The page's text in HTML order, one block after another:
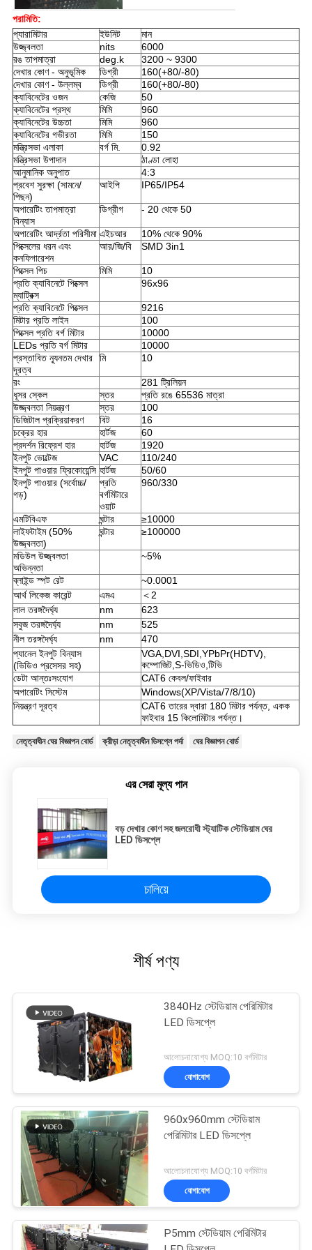
পরামিতি:
প্যারামিটার
ইউনিট
মান
উজ্জ্বলতা
nits
6000
রঙ তাপমাত্রা
deg.k
3200 ~ 9300
দেখার কোণ - অনুভূমিক
ডিগ্রী
160(+80/-80)
দেখার কোণ - উল্লম্ব
ডিগ্রী
160(+80/-80)
ক্যাবিনেটের ওজন
কেজি
50
ক্যাবিনেটের প্রস্থ
মিমি
960
ক্যাবিনেটের উচ্চতা
মিমি
960
ক্যাবিনেটের গভীরতা
মিমি
150
মন্ত্রিসভা এলাকা
বর্গ মি.
0.92
মন্ত্রিসভা উপাদান
ঠাণ্ডা লোহা
আনুমানিক অনুপাত
4:3
প্রবেশ সুরক্ষা (সামনে/
পিছন)
আইপি IP65/IP54
অপারেটিং তাপমাত্রা
বিন্যাস
ডিগ্রীগ - 20 থেকে 50
অপারেটিং আর্দ্রতা পরিসীমা এইচআর
10% থেকে 90%
পিক্সেলের ধরন এবং
কনফিগারেশন
আর/জি/বি SMD 3in1
পিক্সেল পিচ মিমি
10
প্রতি ক্যাবিনেটে পিক্সেল
ম্যাট্রিক্স
96x96
প্রতি ক্যাবিনেটে পিক্সেল
9216
মিটার প্রতি লাইন
100
পিক্সেল প্রতি বর্গ মিটার
10000
LEDs প্রতি বর্গ মিটার
10000
প্রস্তাবিত ন্যূনতম দেখার
দূরত্ব
মি 10
রং
281 ট্রিলিয়ন
ধূসর স্কেল
স্তর
প্রতি রঙে 65536 মাত্রা
উজ্জ্বলতা নিয়ন্ত্রণ
স্তর
100
ডিজিটাল প্রক্রিয়াকরণ
বিট
16
চক্রের হার
হার্টজ
60
প্রদর্শন রিফ্রেশ হার
হার্টজ
1920
ইনপুট ভোল্টেজ
VAC
110/240
ইনপুট পাওয়ার ফ্রিকোয়েন্সি হার্টজ
50/60
ইনপুট পাওয়ার (সর্বোচ্চ/
গড়)
প্রতি
বর্গমিটারে
ওয়াট
960/330
এমটিবিএফ ঘন্টার
≥10000
লাইফটাইম (50%
উজ্জ্বলতা)
ঘন্টার ≥100000
মডিউল উজ্জ্বলতা
অভিন্নতা
~5%
ব্লাইন্ড স্পট রেট
~0.0001
আর্থ লিকেজ কারেন্ট
এমএ
＜2
লাল তরঙ্গদৈর্ঘ্য
nm
623
সবুজ তরঙ্গদৈর্ঘ্য
nm
525
নীল তরঙ্গদৈর্ঘ্য
nm
470
প্যানেল ইনপুট বিন্যাস
(ভিডিও প্রসেসর সহ)
VGA,DVI,SDI,YPbPr(HDTV),
কম্পোজিট,S-ভিডিও,টিভি
ডেটা আন্তঃসংযোগ
CAT6 কেবল/ফাইবার
অপারেটিং সিস্টেম
Windows(XP/Vista/7/8/10)
নিয়ন্ত্রণ দূরত্ব
CAT6 তারের দ্বারা 180 মিটার পর্যন্ত, একক
ফাইবার 15 কিলোমিটার পর্যন্ত।
নেতৃত্বাধীন ঘের বিজ্ঞাপন বোর্ড ক্রীড়া নেতৃত্বাধীন ডিসপ্লে পর্দা ঘের বিজ্ঞাপন বোর্ড
এর সেরা মূল্য পান
বড় দেখার কোণ সহ জলরোধী স্ট্যাটিক স্টেডিয়াম ঘের
LED ডিসপ্লে
চালিয়ে
শীর্ষ পণ্য
3840Hz স্টেডিয়াম পেরিমিটার
LED ডিসপ্লে
আলোচনাযোগ্য MOQ:10 বর্গমিটার
যোগাযোগ
960x960mm স্টেডিয়াম
পেরিমিটার LED ডিসপ্লে
আলোচনাযোগ্য MOQ:10 বর্গমিটার
যোগাযোগ
P5mm স্টেডিয়াম পেরিমিটার